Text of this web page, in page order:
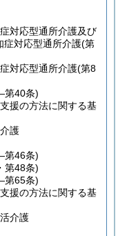
対応型通所介護及び
症対応型通所介護(第
対応型通所介護(第8
第40条)
援の方法に関する基
護
第46条)
第48条)
第65条)
援の方法に関する基
介護